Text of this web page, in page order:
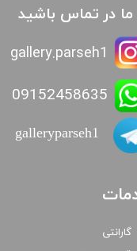
ما در تماس باشید
09152458635
gallery.parseh1
گارانتی
galleryparseh1